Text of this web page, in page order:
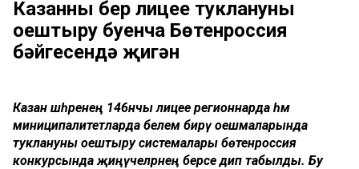
Казанның бер лицее туклануны
оештыру буенча Бөтенроссия
бәйгесендә җиңгән
Казан шәһәренең 146нчы лицее регионнарда һәм
миниципалитетларда белем бирү оешмаларында
туклануны оештыру системалары бөтенроссия
конкурсында җиңүчеләрнең берсе дип табылды. Бу